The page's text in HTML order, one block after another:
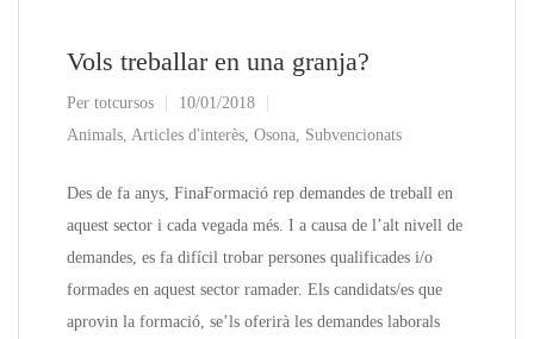
Vols treballar en una granja?
Per totcursos
10/01/2018
Animals, Articles d'interès, Osona, Subvencionats
Des de fa anys, FinaFormació rep demandes de treball en
aquest sector i cada vegada més. I a causa de l’alt nivell de
demandes, es fa difícil trobar persones qualificades i/o
formades en aquest sector ramader. Els candidats/es que
aprovin la formació, se’ls oferirà les demandes laborals